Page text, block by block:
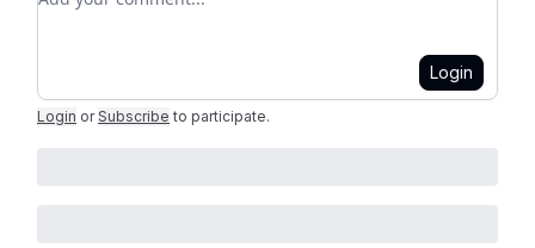
Login
Login or Subscribe to participate.